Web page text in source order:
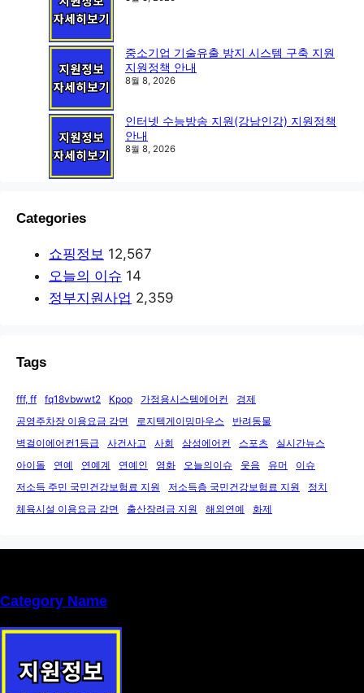
중소기업 기술유출 방지 시스템 구축 지원
지원정책 안내
8월 8, 2026
인터넷 수능방송 지원(강남인강) 지원정책
안내
8월 8, 2026
Categories
쇼핑정보 12,567
오늘의 이슈 14
정부지원사업 2,359
Tags
fff, ff fq18vbwwt2 Kpop 가정용시스템에어컨
경제
공영주차장 이용요금 감면
로지텍게이밍마우스
반려동물
벽걸이에어컨1등급
사건사고 사회 삼성에어컨 스포츠
실시간뉴스
아이돌
연예 연예계 연예인 영화 오늘의이슈 웃음 유머
이슈
저소득 주민 국민건강보험료 지원
저소득층 국민건강보험료 지원
정치
체육시설 이용요금 감면
출산장려금 지원 해외연예 화제
Category Name